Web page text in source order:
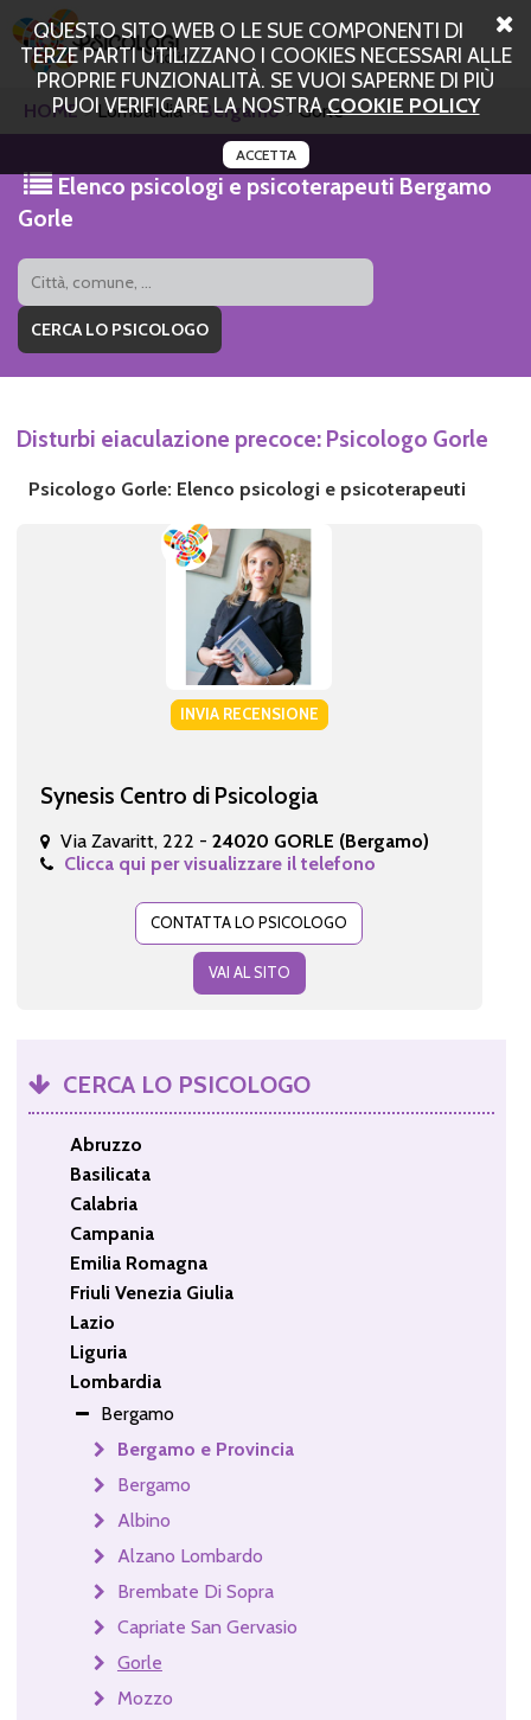
QUESTO SITO WEB O LE SUE COMPONENTI DI
TERZE PARTI UTILIZZANO I COOKIES NECESSARI ALLE
PROPRIE FUNZIONALITÀ. SE VUOI SAPERNE DI PIÙ
PUOI VERIFICARE LA NOSTRACOOKIE POLICY
ACCETTA
HOME Lombardia Bergamo Gorle
Elenco psicologi e psicoterapeuti Bergamo
Gorle
Disturbi eiaculazione precoce: Psicologo Gorle
Psicologo Gorle: Elenco psicologi e psicoterapeuti
INVIA RECENSIONE
Synesis Centro di Psicologia
Via Zavaritt, 222 - 24020 GORLE (Bergamo)
Clicca qui per visualizzare il telefono
CONTATTA LO PSICOLOGO
VAI AL SITO
CERCA LO PSICOLOGO
Abruzzo
Basilicata
Calabria
Campania
Emilia Romagna
Friuli Venezia Giulia
Lazio
Liguria
Lombardia
Bergamo
Bergamo e Provincia
Bergamo
Albino
Alzano Lombardo
Brembate Di Sopra
Capriate San Gervasio
Gorle
Mozzo